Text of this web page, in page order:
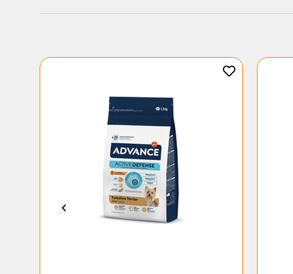
E4 (Bakır): 9 Mg
Teknolojik İlaveler
Pentasodyum Trifosfat: 3,5 G, Koruyucular, Antioksidantlar
Diyetsel Lif: %1,4
Her Kg İçin: Omega 3 Yağ Asidi: 7,2 G İçinde Epa & Dha: 4
Mama Formu
Ağırlık